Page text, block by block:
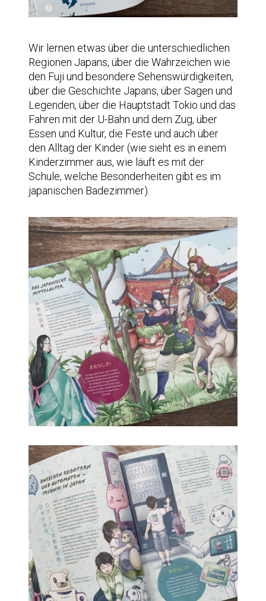
Wir lernen etwas über die unterschiedlichen
Regionen Japans, über die Wahrzeichen wie
den Fuji und besondere Sehenswürdigkeiten,
über die Geschichte Japans, über Sagen und
Legenden, über die Hauptstadt Tokio und das
Fahren mit der U-Bahn und dem Zug, über
Essen und Kultur, die Feste und auch über
den Alltag der Kinder (wie sieht es in einem
Kinderzimmer aus, wie läuft es mit der
Schule, welche Besonderheiten gibt es im
japanischen Badezimmer).